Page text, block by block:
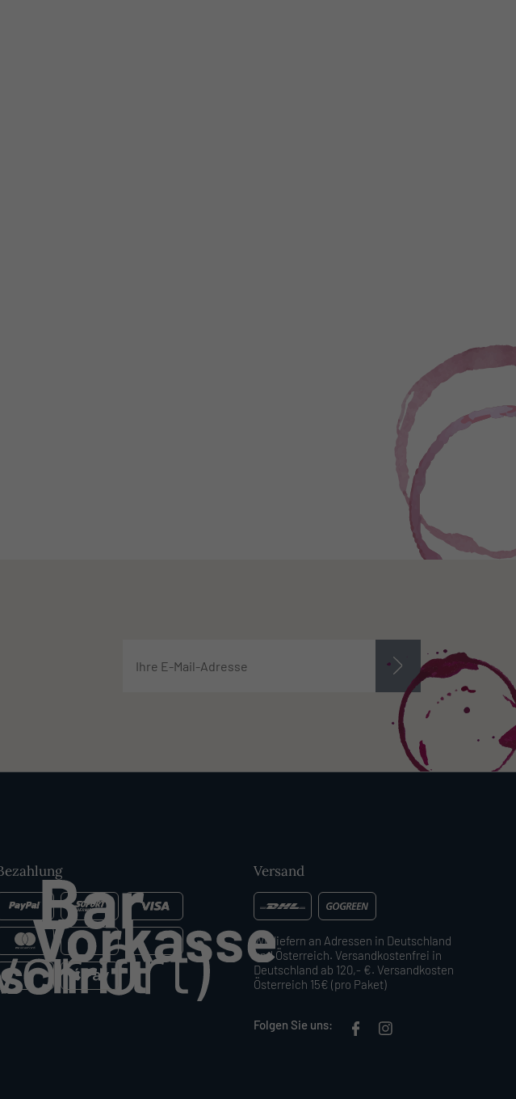
Versand
Wir liefern an Adressen in Deutschland
und Österreich. Versandkostenfrei in
Deutschland ab 120,- €. Versandkosten
Österreich 15€ (pro Paket)
Folgen Sie uns: